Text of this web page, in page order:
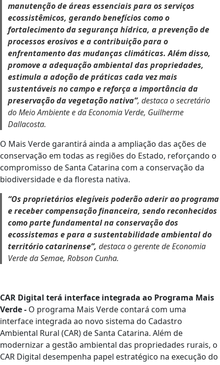
manutenção de áreas essenciais para os serviços
ecossistêmicos, gerando benefícios como o
fortalecimento da segurança hídrica, a prevenção de
processos erosivos e a contribuição para o
enfrentamento das mudanças climáticas. Além disso,
promove a adequação ambiental das propriedades,
estimula a adoção de práticas cada vez mais
sustentáveis no campo e reforça a importância da
preservação da vegetação nativa”, destaca o secretário
do Meio Ambiente e da Economia Verde, Guilherme
Dallacosta.
O Mais Verde garantirá ainda a ampliação das ações de
conservação em todas as regiões do Estado, reforçando o
compromisso de Santa Catarina com a conservação da
biodiversidade e da floresta nativa.
“Os proprietários elegíveis poderão aderir ao programa
e receber compensação financeira, sendo reconhecidos
como parte fundamental na conservação dos
ecossistemas e para a sustentabilidade ambiental do
território catarinense”, destaca o gerente de Economia
Verde da Semae, Robson Cunha.
CAR Digital terá interface integrada ao Programa Mais
Verde - O programa Mais Verde contará com uma
interface integrada ao novo sistema do Cadastro
Ambiental Rural (CAR) de Santa Catarina. Além de
modernizar a gestão ambiental das propriedades rurais, o
CAR Digital desempenha papel estratégico na execução do